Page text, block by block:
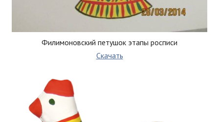
Филимоновский петушок этапы росписи
Скачать